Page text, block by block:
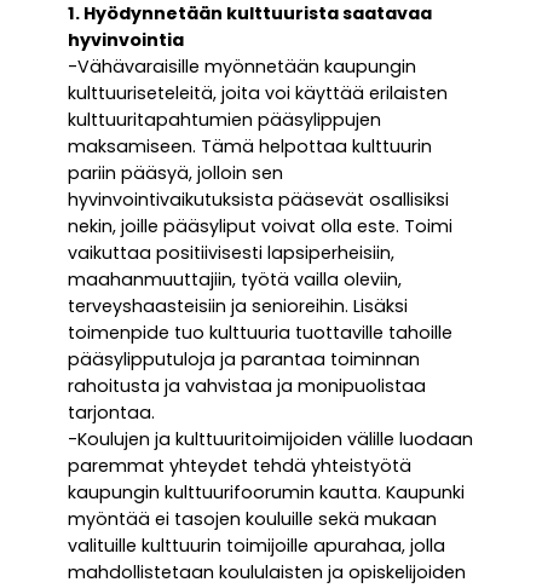
1. Hyödynnetään kulttuurista saatavaa
hyvinvointia
-Vähävaraisille myönnetään kaupungin
kulttuuriseteleitä, joita voi käyttää erilaisten
kulttuuritapahtumien pääsylippujen
maksamiseen. Tämä helpottaa kulttuurin
pariin pääsyä, jolloin sen
hyvinvointivaikutuksista pääsevät osallisiksi
nekin, joille pääsyliput voivat olla este. Toimi
vaikuttaa positiivisesti lapsiperheisiin,
maahanmuuttajiin, työtä vailla oleviin,
terveyshaasteisiin ja senioreihin. Lisäksi
toimenpide tuo kulttuuria tuottaville tahoille
pääsylipputuloja ja parantaa toiminnan
rahoitusta ja vahvistaa ja monipuolistaa
tarjontaa.
-Koulujen ja kulttuuritoimijoiden välille luodaan
paremmat yhteydet tehdä yhteistyötä
kaupungin kulttuurifoorumin kautta. Kaupunki
myöntää ei tasojen kouluille sekä mukaan
valituille kulttuurin toimijoille apurahaa, jolla
mahdollistetaan koululaisten ja opiskelijoiden